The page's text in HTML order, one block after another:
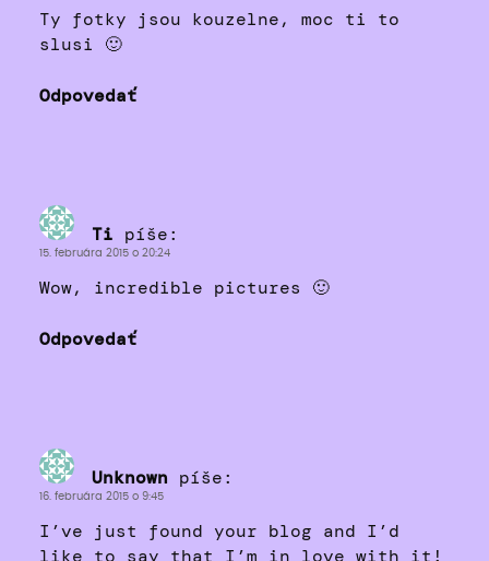
Ty fotky jsou kouzelne, moc ti to
slusi 🙂
Odpovedať
Ti píše:
15. februára 2015 o 20:24
Wow, incredible pictures 🙂
Odpovedať
Unknown píše:
16. februára 2015 o 9:45
I’ve just found your blog and I’d
like to say that I’m in love with it!